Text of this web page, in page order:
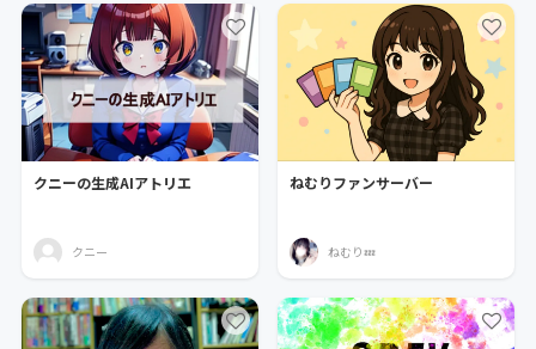
クニーの生成AIアトリエ
クニー
ねむりファンサーバー
ねむり💤